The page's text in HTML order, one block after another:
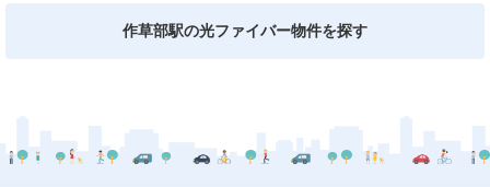
作草部駅の光ファイバー物件を探す